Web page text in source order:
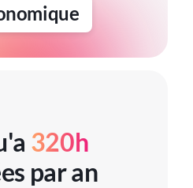
320h
par an